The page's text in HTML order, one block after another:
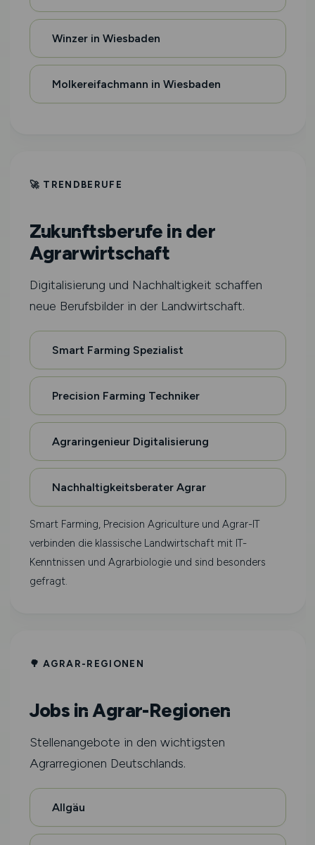
Winzer in Wiesbaden
Molkereifachmann in Wiesbaden
🚀 TRENDBERUFE
Zukunftsberufe in der
Agrarwirtschaft
Digitalisierung und Nachhaltigkeit schaffen
neue Berufsbilder in der Landwirtschaft.
Smart Farming Spezialist
Precision Farming Techniker
Agraringenieur Digitalisierung
Nachhaltigkeitsberater Agrar
Smart Farming, Precision Agriculture und Agrar-IT
verbinden die klassische Landwirtschaft mit IT-
Kenntnissen und Agrarbiologie und sind besonders
gefragt.
🌳 AGRAR-REGIONEN
Jobs in Agrar-Regionen
Stellenangebote in den wichtigsten
Agrarregionen Deutschlands.
Allgäu